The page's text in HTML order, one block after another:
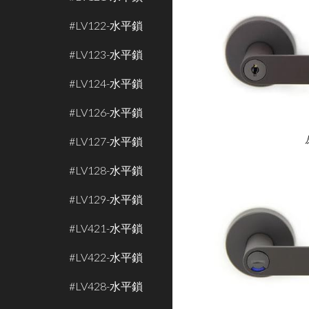
#LV122-水平鎖
#LV123-水平鎖
#LV124-水平鎖
#LV126-水平鎖
#LV127-水平鎖
#LV128-水平鎖
#LV129-水平鎖
#LV421-水平鎖
#LV422-水平鎖
#LV428-水平鎖